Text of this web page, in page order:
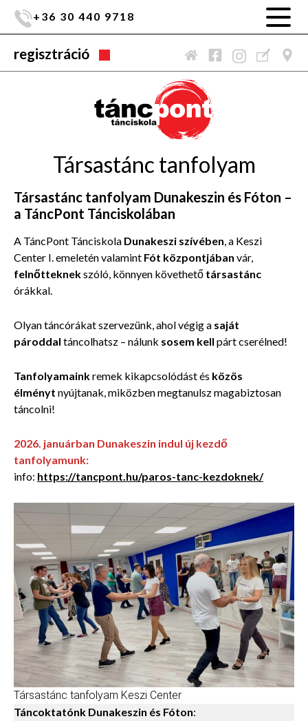
+36 30 440 9718
regisztráció
Társastánc tanfolyam
Társastánc tanfolyam Dunakeszin és Fóton –
a TáncPont Tánciskolában
A TáncPont Tánciskola Dunakeszi szívében, a Keszi
Center I. emeletén valamint Fót központjában vár,
felnőtteknekszóló, könnyen követhető társastánc
órákkal.
Olyan táncórákat szervezünk, ahol végig a saját
pároddal táncolhatsz – nálunk sosem kell párt cserélned!
Tanfolyamainkremek kikapcsolódást és közös
élményt nyújtanak, miközben megtanulsz magabiztosan
táncolni!
2026. januárban Dunakeszin indul új kezdő
tanfolyamunk:
info: https://tancpont.hu/paros-tanc-kezdoknek/
Társastánc tanfolyam Keszi Center
Táncoktatónk Dunakeszin és Fóton: